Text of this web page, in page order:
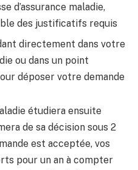
d’assurance maladie,
des justificatifs requis
directement dans votre
ou dans un point
déposer votre demande
étudiera ensuite
de sa décision sous 2
est acceptée, vos
pour un an à compter